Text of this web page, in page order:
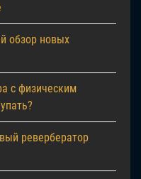
обзор новых
с физическим
ревербератор